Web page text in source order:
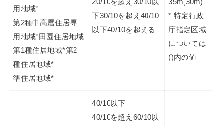
用地域*
第2種中高層住居専
用地域*田園住居地域
第1種住居地域*第2
種住居地域*
準住居地域*
20/10を超え30/10以
下30/10を超え40/10
以下40/10を超える
35m(30m)
* 特定行政
庁指定区域
については
()内の値
40/10以下
40/10を超え60/10以